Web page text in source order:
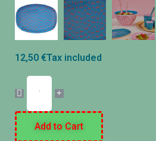
12,50 €Tax included
Add to Cart